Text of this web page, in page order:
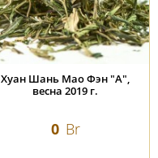
Хуан Шань Мао Фэн "А",
весна 2019 г.
0 Br